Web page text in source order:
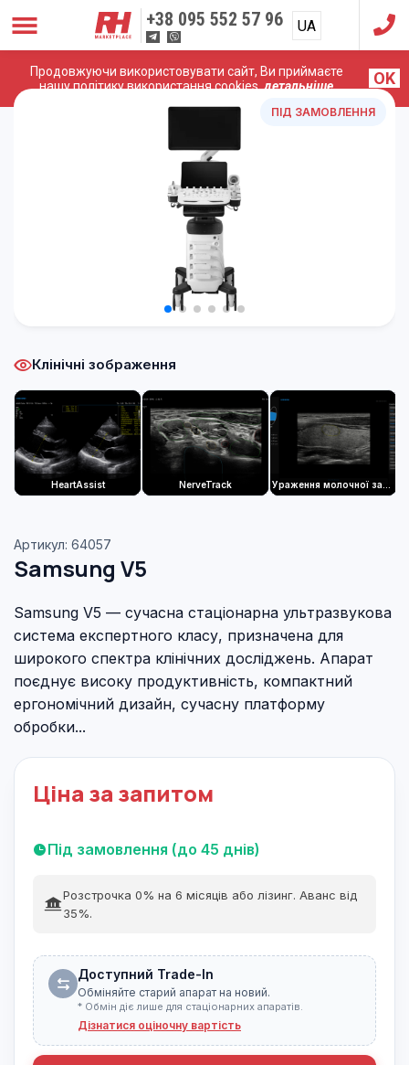
Продовжуючи використовувати сайт, Ви приймаєте
нашу політику використання cookies,детальніше OK
+38 095 552 57 96 UA
RU
Головна/УЗД Апарати/Samsung (Medison)/Samsung V5
ПІД ЗАМОВЛЕННЯ
Клінічні зображення
HeartAssist NerveTrack
Артикул: 64057
Samsung V5
Samsung V5 — сучасна стаціонарна ультразвукова
система експертного класу, призначена для
широкого спектра клінічних досліджень. Апарат
поєднує високу продуктивність, компактний
ергономічний дизайн, сучасну платформу
обробки...
Ціна за запитом
Під замовлення (до 45 днів)
Розстрочка 0% на 6 місяців або лізинг. Аванс від
35%.
Доступний Trade-In
Обміняйте старий апарат на новий.
* Обмін діє лише для стаціонарних апаратів.
Дізнатися оціночну вартість